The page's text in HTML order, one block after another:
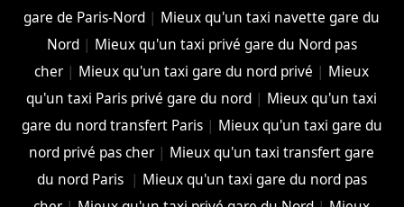
gare de Paris-Nord | Mieux qu'un taxi navette gare du
Nord| Mieux qu'un taxi privé gare du Nord pas
cher | Mieux qu'un taxi gare du nord privé | Mieux
qu'un taxi Paris privé gare du nord | Mieux qu'un taxi
gare du nord transfert Paris| Mieux qu'un taxi gare du
nord privé pas cher | Mieux qu'un taxi transfert gare
du nord Paris | Mieux qu'un taxi gare du nord pas